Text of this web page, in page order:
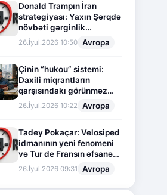
Donald Trampın İran
strategiyası: Yaxın Şərqdə
növbəti gərginlik
mərhələsi
26.İyul.2026 10:50 Avropa
Çinin “hukou” sistemi:
Daxili miqrantların
qarşısındakı görünməz
sədd
26.İyul.2026 10:22 Avropa
Tadey Pokaçar: Velosiped
idmanının yeni fenomeni
və Tur de Fransın əfsanəvi
səhifəsi
26.İyul.2026 09:31 Avropa